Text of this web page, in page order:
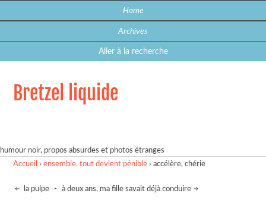
Home
Archives
Aller à la recherche
Bretzel liquide
humour noir, propos absurdes et photos étranges
Accueil ›ensemble, tout devient pénible ›accélère, chérie
la pulpe - à deux ans, ma fille savait déjà conduire